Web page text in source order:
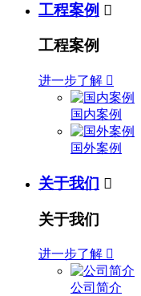
工程案例 
工程案例
进一步了解 
国内案例
国外案例
关于我们 
关于我们
进一步了解 
公司简介